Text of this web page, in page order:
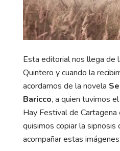
Esta editorial nos llega de
Quintero y cuando la
acordamos de la novela
Baricco, a quien tuvimos
Hay Festival de
quisimos copiar la sipnosis
acompañar estas imágenes.